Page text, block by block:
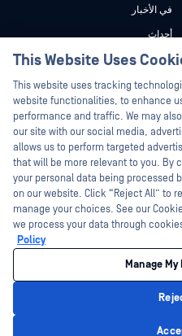
في الأخبار
أحداث
ندوات عبر الإنترنت
أوراق البيانات
مستندات تقنية
أدوات مجانية
©2026 OPSWAT . جميع الحقوق محفوظة. OPSWAT و MetaDefender و Metascan و
MetaAccess OPSWAT و Trust no File. Trust No Device. و OPSWAT و Protecting the
ملفات تعريف الارتباط
This Website Uses
This website uses tracking
website functionalities, to enhance
performance and traffic. We may
our site with our social media,
allows us to perform targeted
that will be more relevant to you. By
your personal data being processed
on our website. Click “Reject All” to
manage your choices. See our
we process your data through
Policy
Manage
I'm Ozzy, your OPSWAT
How can I help you secure